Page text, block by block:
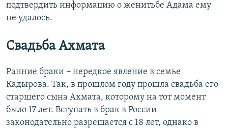
подтвердить информацию о женитьбе Адама ему
не удалось.
Свадьба Ахмата
Ранние браки – нередкое явление в семье
Кадырова. Так, в прошлом году прошла свадьба его
старшего сына Ахмата, которому на тот момент
было 17 лет. Вступать в брак в России
законодательно разрешается с 18 лет, однако в